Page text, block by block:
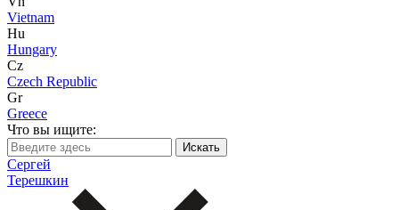
Vietnam
Hu
Hungary
Cz
Czech Republic
Gr
Greece
Что вы ищите:
Сергей
Терешкин